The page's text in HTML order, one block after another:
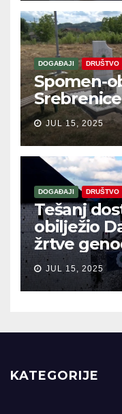
DOGAĐAJI DRUŠTVO
Spomen-
JUL 15, 2025
DOGAĐAJI DRUŠTVO
Tešanj
obilježio
žrtve
JUL 15, 2025
KATEGORIJE